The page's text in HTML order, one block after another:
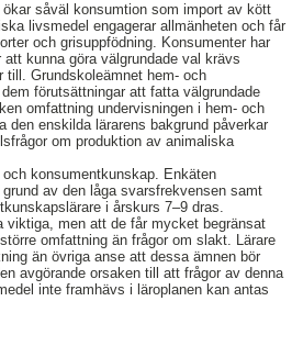
såväl konsumtion som import av kött
livsmedel engagerar allmänheten och får
och grisuppfödning. Konsumenter har
kunna göra välgrundade val krävs
till. Grundskoleämnet hem- och
förutsättningar att fatta välgrundade
omfattning undervisningen i hem- och
den enskilda lärarens bakgrund påverkar
om produktion av animaliska
konsumentkunskap. Enkäten
av den låga svarsfrekvensen samt
i årskurs 7–9 dras.
viktiga, men att de får mycket begränsat
omfattning än frågor om slakt. Lärare
än övriga anse att dessa ämnen bör
avgörande orsaken till att frågor av denna
inte framhävs i läroplanen kan antas